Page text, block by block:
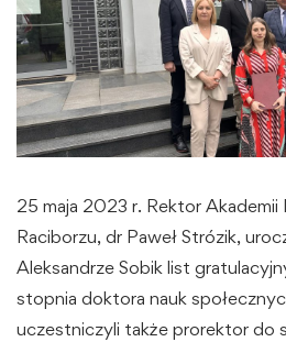
25 maja 2023 r. Rektor
Raciborzu, dr Paweł Strózik,
Aleksandrze Sobik list
stopnia doktora nauk
uczestniczyli także prorektor do